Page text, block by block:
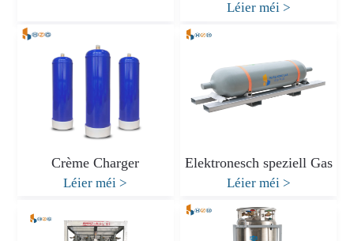
Léier méi >
Crème Charger
Léier méi>
Elektronesch speziell Gas
Léier méi >